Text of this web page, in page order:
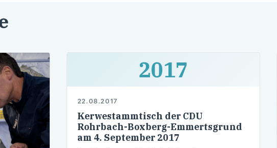
2017
22.08.2017
Kerwestammtisch der CDU
Rohrbach-Boxberg-Emmertsgrund
am 4. September 2017